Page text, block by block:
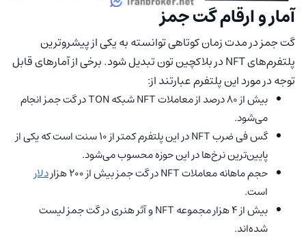
آمار و ارقام گت جمز
گت جمز در مدت زمان کوتاهی توانسته به یکی از پیشروترین
پلتفرم‌های NFT در بلاکچین تون تبدیل شود. برخی از آمارهای قابل
توجه در مورد این پلتفرم عبارتند از:
بیش از 80 درصد از معاملات NFT شبکه TON در گت جمز انجام
می‌شود.
گس فی ضرب NFT در این پلتفرم کمتر از 10 سنت است که یکی از
پایین‌ترین نرخ‌ها در این حوزه محسوب می‌شود.
حجم ماهانه معاملات NFT در گت جمز بیش از ۲۰۰ هزار
دلار
است.
بیش از ۴ هزار مجموعه NFT و آثر هنری در گت جمز لیست
شده‌اند.